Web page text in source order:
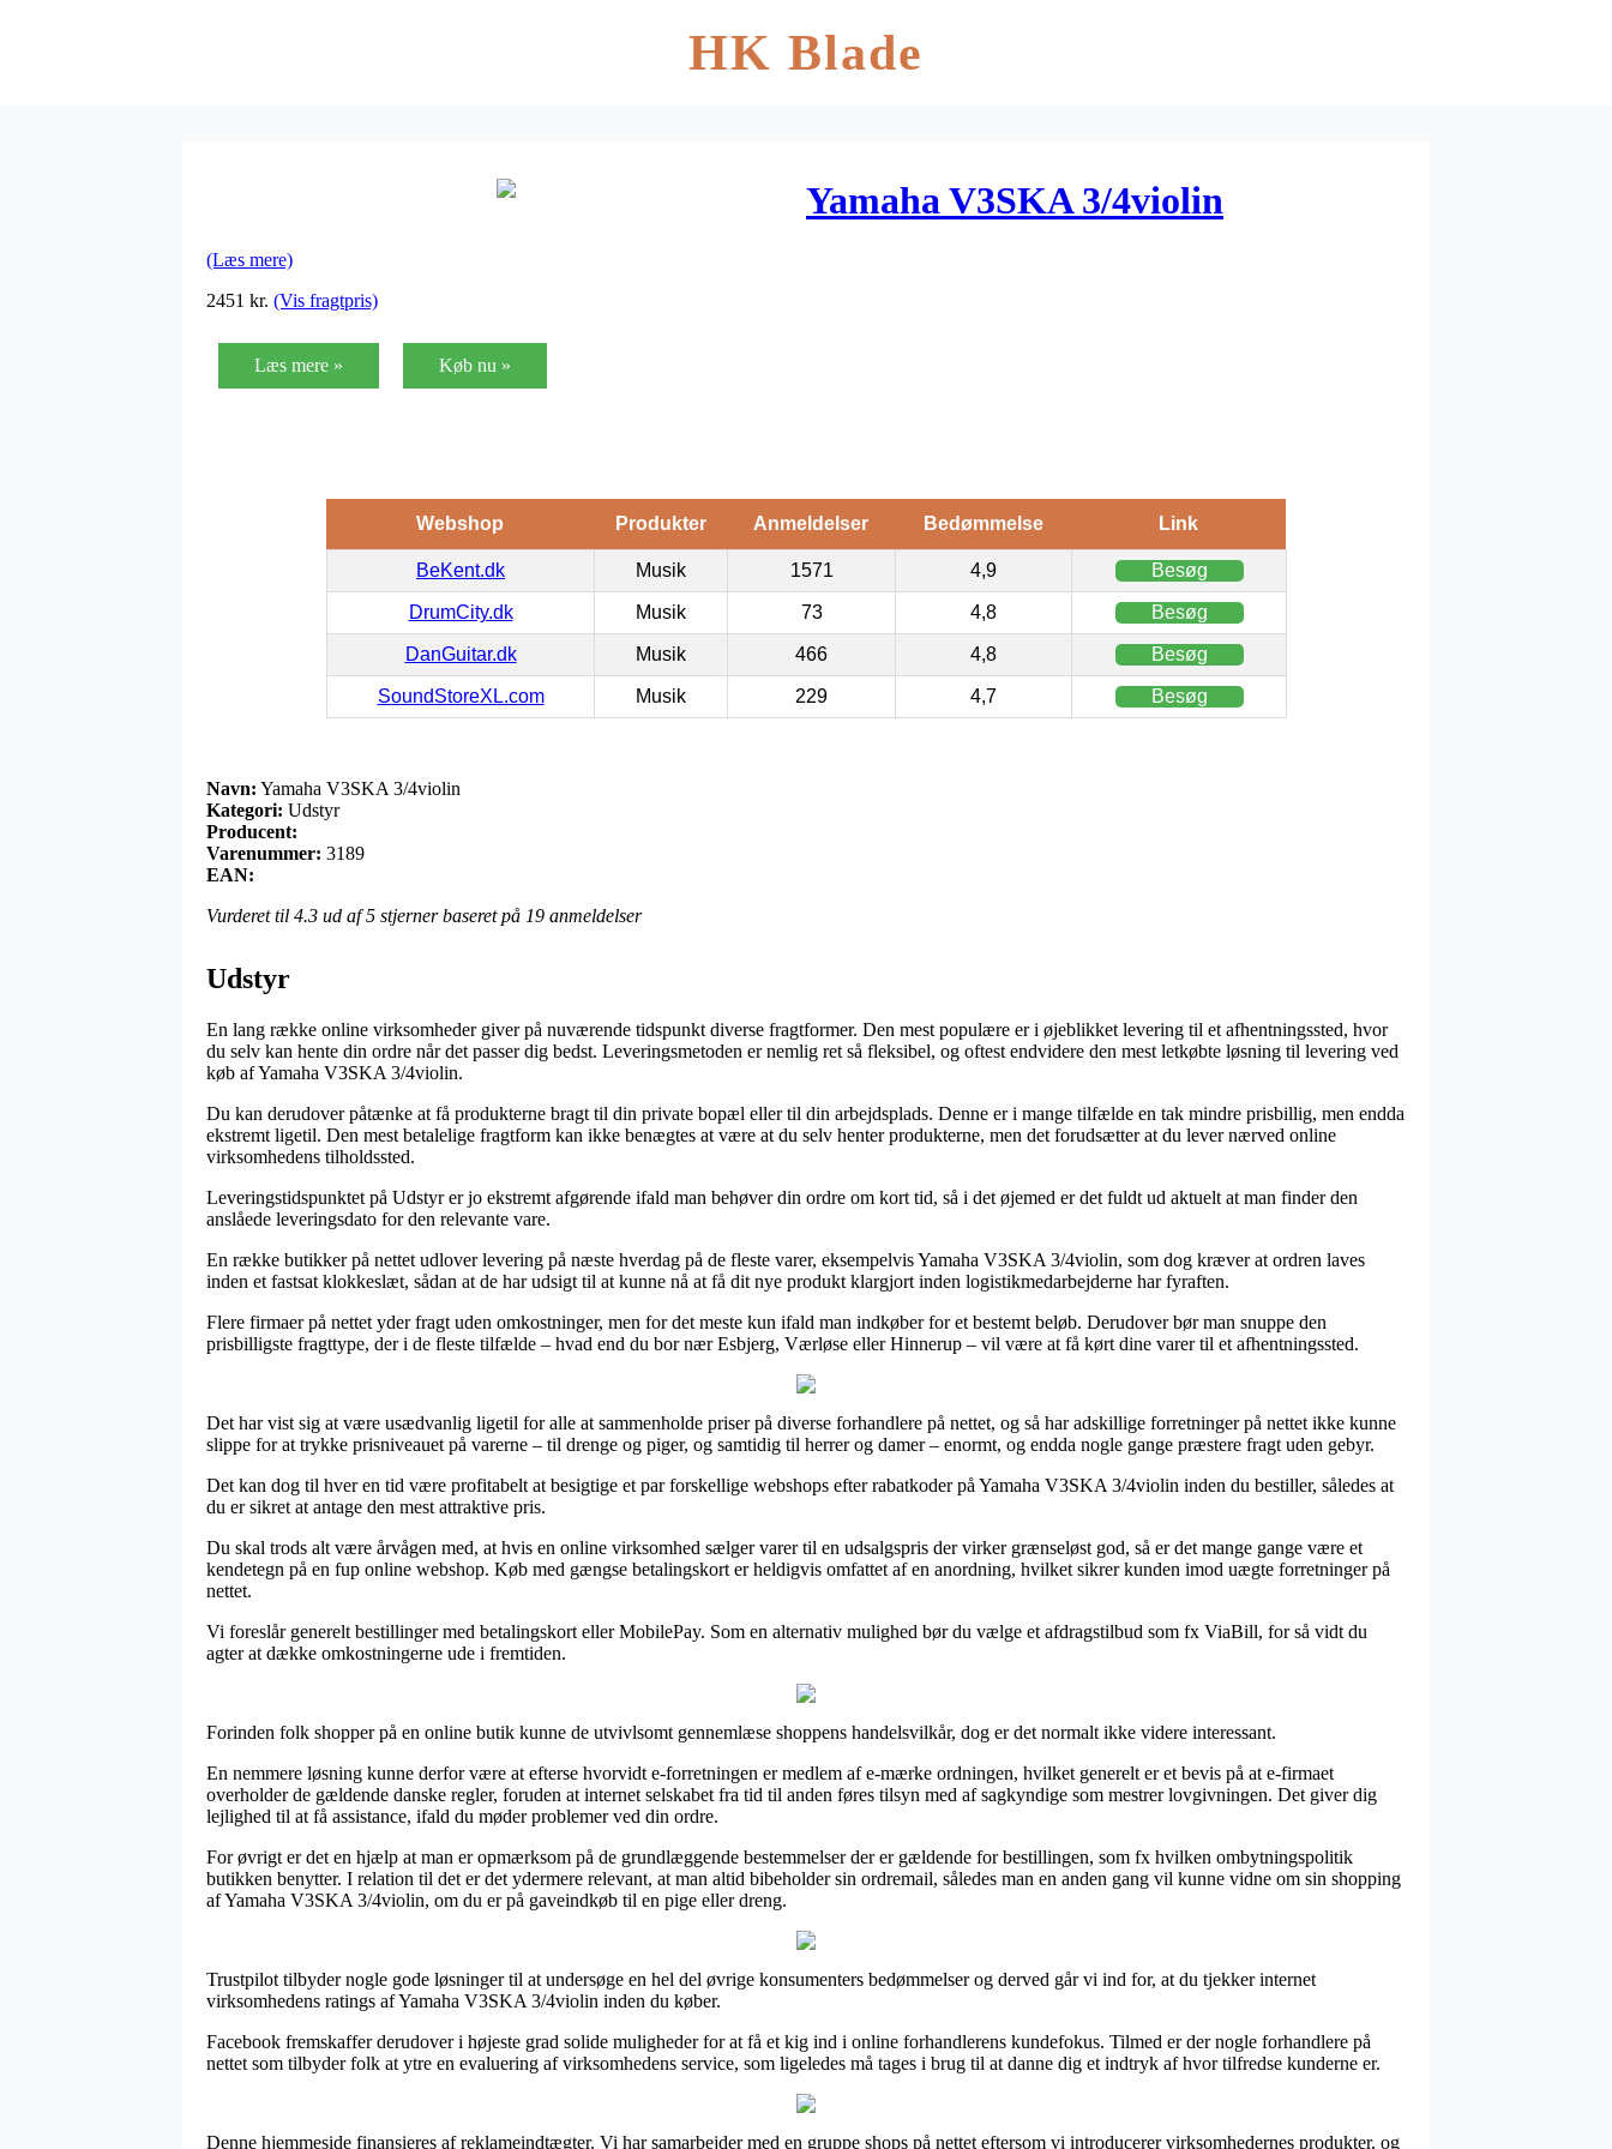
HK Blade
Yamaha V3SKA 3/4violin
(Læs mere)
2451 kr. (Vis fragtpris)
Læs mere » Køb nu »
Webshop Produkter Anmeldelser Bedømmelse Link
BeKent.dk Musik 1571 4,9 Besøg
DrumCity.dk Musik 73 4,8 Besøg
DanGuitar.dk Musik 466 4,8 Besøg
SoundStoreXL.com Musik 229 4,7 Besøg
Navn: Yamaha V3SKA 3/4violin
Kategori: Udstyr
Producent:
Varenummer: 3189
EAN:
Vurderet til 4.3 ud af 5 stjerner baseret på 19 anmeldelser
Udstyr
En lang række online virksomheder giver på nuværende tidspunkt diverse fragtformer. Den mest populære er i øjeblikket levering til et afhentningssted, hvor
du selv kan hente din ordre når det passer dig bedst. Leveringsmetoden er nemlig ret så fleksibel, og oftest endvidere den mest letkøbte løsning til levering ved
køb af Yamaha V3SKA 3/4violin.
Du kan derudover påtænke at få produkterne bragt til din private bopæl eller til din arbejdsplads. Denne er i mange tilfælde en tak mindre prisbillig, men endda
ekstremt ligetil. Den mest betalelige fragtform kan ikke benægtes at være at du selv henter produkterne, men det forudsætter at du lever nærved online
virksomhedens tilholdssted.
Leveringstidspunktet på Udstyr er jo ekstremt afgørende ifald man behøver din ordre om kort tid, så i det øjemed er det fuldt ud aktuelt at man finder den
anslåede leveringsdato for den relevante vare.
En række butikker på nettet udlover levering på næste hverdag på de fleste varer, eksempelvis Yamaha V3SKA 3/4violin, som dog kræver at ordren laves
inden et fastsat klokkeslæt, sådan at de har udsigt til at kunne nå at få dit nye produkt klargjort inden logistikmedarbejderne har fyraften.
Flere firmaer på nettet yder fragt uden omkostninger, men for det meste kun ifald man indkøber for et bestemt beløb. Derudover bør man snuppe den
prisbilligste fragttype, der i de fleste tilfælde – hvad end du bor nær Esbjerg, Værløse eller Hinnerup – vil være at få kørt dine varer til et afhentningssted.
Det har vist sig at være usædvanlig ligetil for alle at sammenholde priser på diverse forhandlere på nettet, og så har adskillige forretninger på nettet ikke kunne
slippe for at trykke prisniveauet på varerne – til drenge og piger, og samtidig til herrer og damer – enormt, og endda nogle gange præstere fragt uden gebyr.
Det kan dog til hver en tid være profitabelt at besigtige et par forskellige webshops efter rabatkoder på Yamaha V3SKA 3/4violin inden du bestiller, således at
du er sikret at antage den mest attraktive pris.
Du skal trods alt være årvågen med, at hvis en online virksomhed sælger varer til en udsalgspris der virker grænseløst god, så er det mange gange være et
kendetegn på en fup online webshop. Køb med gængse betalingskort er heldigvis omfattet af en anordning, hvilket sikrer kunden imod uægte forretninger på
nettet.
Vi foreslår generelt bestillinger med betalingskort eller MobilePay. Som en alternativ mulighed bør du vælge et afdragstilbud som fx ViaBill, for så vidt du
agter at dække omkostningerne ude i fremtiden.
Forinden folk shopper på en online butik kunne de utvivlsomt gennemlæse shoppens handelsvilkår, dog er det normalt ikke videre interessant.
En nemmere løsning kunne derfor være at efterse hvorvidt e-forretningen er medlem af e-mærke ordningen, hvilket generelt er et bevis på at e-firmaet
overholder de gældende danske regler, foruden at internet selskabet fra tid til anden føres tilsyn med af sagkyndige som mestrer lovgivningen. Det giver dig
lejlighed til at få assistance, ifald du møder problemer ved din ordre.
For øvrigt er det en hjælp at man er opmærksom på de grundlæggende bestemmelser der er gældende for bestillingen, som fx hvilken ombytningspolitik
butikken benytter. I relation til det er det ydermere relevant, at man altid bibeholder sin ordremail, således man en anden gang vil kunne vidne om sin shopping
af Yamaha V3SKA 3/4violin, om du er på gaveindkøb til en pige eller dreng.
Trustpilot tilbyder nogle gode løsninger til at undersøge en hel del øvrige konsumenters bedømmelser og derved går vi ind for, at du tjekker internet
virksomhedens ratings af Yamaha V3SKA 3/4violin inden du køber.
Facebook fremskaffer derudover i højeste grad solide muligheder for at få et kig ind i online forhandlerens kundefokus. Tilmed er der nogle forhandlere på
nettet som tilbyder folk at ytre en evaluering af virksomhedens service, som ligeledes må tages i brug til at danne dig et indtryk af hvor tilfredse kunderne er.
Denne hjemmeside finansieres af reklameindtægter. Vi har samarbejder med en gruppe shops på nettet eftersom vi introducerer virksomhedernes produkter, og